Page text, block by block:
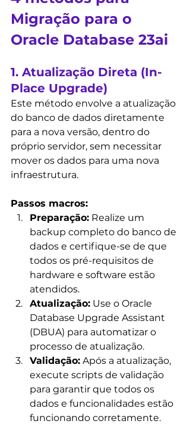
Migração para o
Oracle Database 23ai
1. Atualização Direta (In-
Place Upgrade)
Este método envolve a atualização
do banco de dados diretamente
para a nova versão, dentro do
próprio servidor, sem necessitar
mover os dados para uma nova
infraestrutura.
Passos macros:
Preparação: Realize um
backup completo do banco de
dados e certifique-se de que
todos os pré-requisitos de
hardware e software estão
atendidos.
Atualização: Use o Oracle
Database Upgrade Assistant
(DBUA) para automatizar o
processo de atualização.
Validação: Após a atualização,
execute scripts de validação
para garantir que todos os
dados e funcionalidades estão
funcionando corretamente.